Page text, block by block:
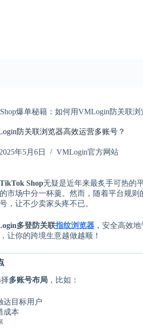
爆单秘籍：如何用VMLogin防关联
防关联浏览器高效运营多账号？
2025年5月6日 VMLogin官方网站
TikTok Shop无疑是近年来最炙手可热的
市场中分一杯羹。然而，随着平台规则
让不少卖家头疼不已。
多登防关联指纹浏览器 ，安全高效
让你的跨境生意越做越顺！
多账号布局 ，比如：
达目标用户
成本